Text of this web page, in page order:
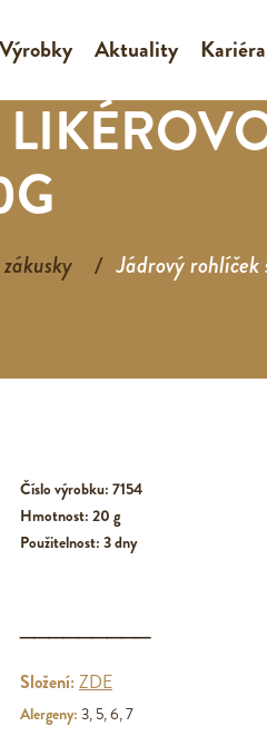
Výrobky Aktuality Kariéra
Jádrový
Číslo výrobku: 7154
Hmotnost: 20 g
Použitelnost: 3 dny
Složení:ZDE
Alergeny: 3, 5, 6, 7